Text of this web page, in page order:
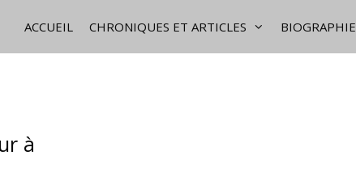
ACCUEIL CHRONIQUES ET ARTICLES BIOGRAPHIE
à